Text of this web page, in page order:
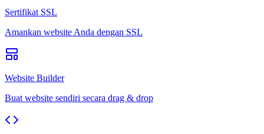
Sertifikat SSL
Amankan website Anda dengan SSL
Website Builder
Buat website sendiri secara drag & drop